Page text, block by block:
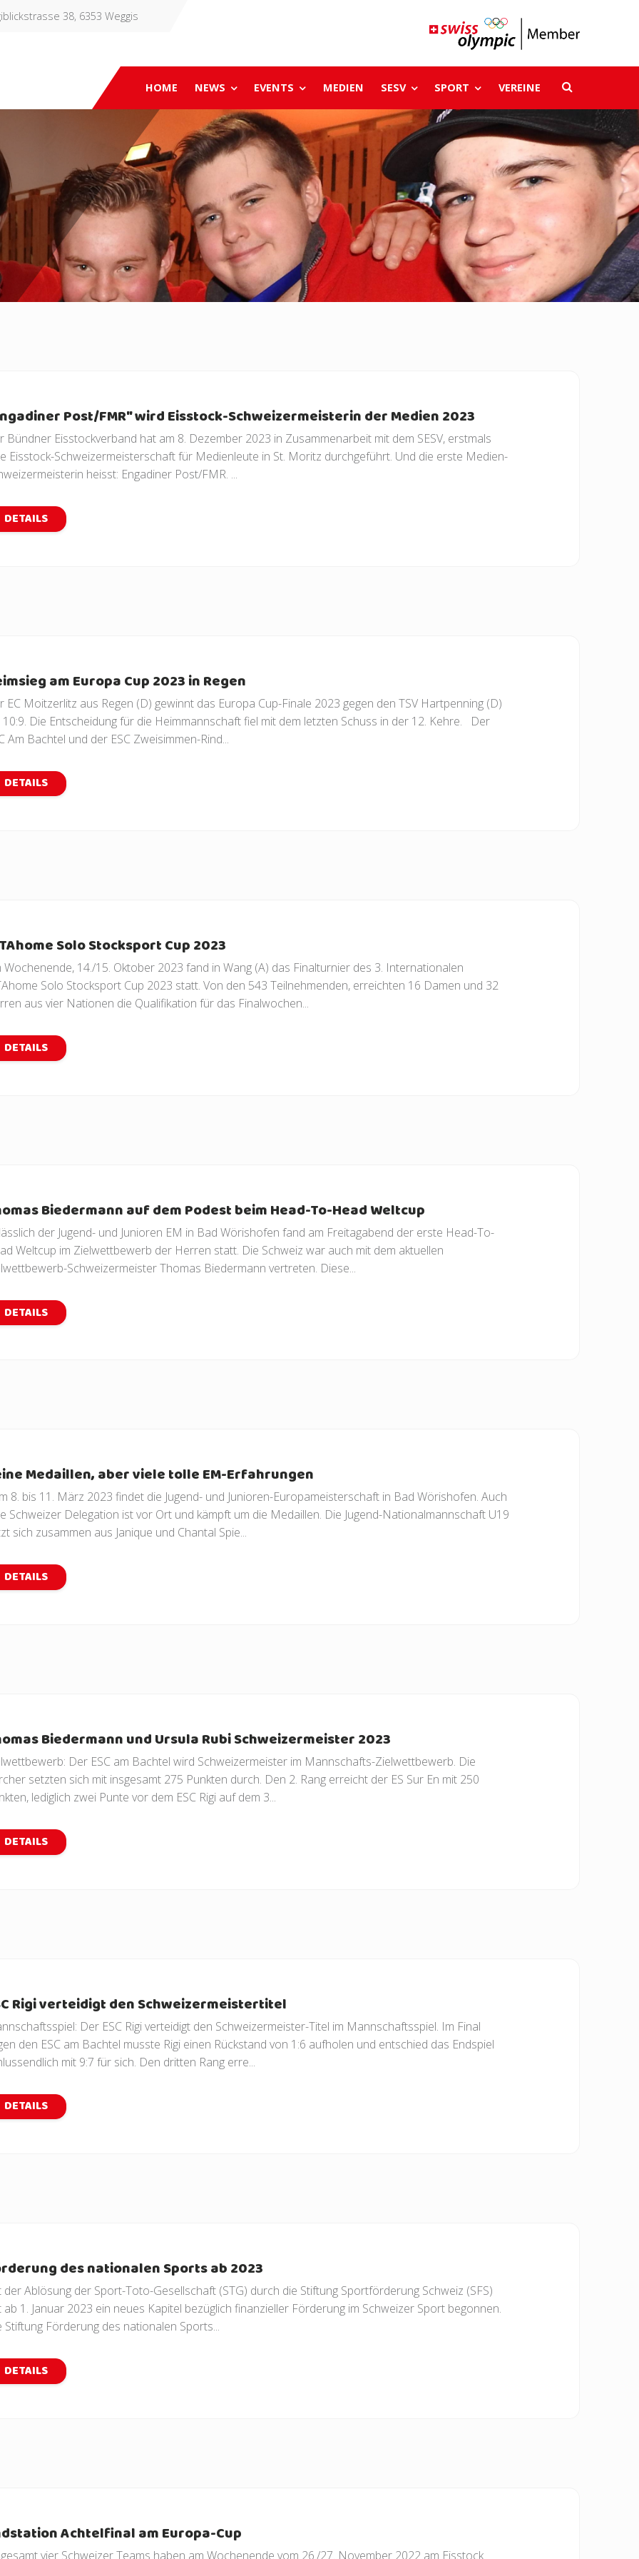
38, 6353 Weggis
HOME NEWS EVENTS MEDIEN SESV SPORT VEREINE
Post/FMR" wird Eisstock-Schweizermeisterin der Medien 2023
Bündner Eisstockverband hat am 8. Dezember 2023 in Zusammenarbeit mit dem SESV, erstmals
Eisstock-Schweizermeisterschaft für Medienleute in St. Moritz durchgeführt. Und die erste Medien-
heisst: Engadiner Post/FMR. ...
DETAILS
am Europa Cup 2023 in Regen
EC Moitzerlitz aus Regen (D) gewinnt das Europa Cup-Finale 2023 gegen den TSV Hartpenning (D)
10:9. Die Entscheidung für die Heimmannschaft fiel mit dem letzten Schuss in der 12. Kehre. Der
Am Bachtel und der ESC Zweisimmen-Rind...
DETAILS
Solo Stocksport Cup 2023
Wochenende, 14./15. Oktober 2023 fand in Wang (A) das Finalturnier des 3. Internationalen
Solo Stocksport Cup 2023 statt. Von den 543 Teilnehmenden, erreichten 16 Damen und 32
aus vier Nationen die Qualifikation für das Finalwochen...
DETAILS
Biedermann auf dem Podest beim Head-To-Head Weltcup
der Jugend- und Junioren EM in Bad Wörishofen fand am Freitagabend der erste Head-To-
Weltcup im Zielwettbewerb der Herren statt. Die Schweiz war auch mit dem aktuellen
Schweizermeister Thomas Biedermann vertreten. Diese...
DETAILS
Medaillen, aber viele tolle EM-Erfahrungen
8. bis 11. März 2023 findet die Jugend- und Junioren-Europameisterschaft in Bad Wörishofen. Auch
Schweizer Delegation ist vor Ort und kämpft um die Medaillen. Die Jugend-Nationalmannschaft U19
sich zusammen aus Janique und Chantal Spie...
DETAILS
Biedermann und Ursula Rubi Schweizermeister 2023
Der ESC am Bachtel wird Schweizermeister im Mannschafts-Zielwettbewerb. Die
setzten sich mit insgesamt 275 Punkten durch. Den 2. Rang erreicht der ES Sur En mit 250
lediglich zwei Punte vor dem ESC Rigi auf dem 3...
DETAILS
Rigi verteidigt den Schweizermeistertitel
Der ESC Rigi verteidigt den Schweizermeister-Titel im Mannschaftsspiel. Im Final
den ESC am Bachtel musste Rigi einen Rückstand von 1:6 aufholen und entschied das Endspiel
mit 9:7 für sich. Den dritten Rang erre...
DETAILS
des nationalen Sports ab 2023
der Ablösung der Sport-Toto-Gesellschaft (STG) durch die Stiftung Sportförderung Schweiz (SFS)
ab 1. Januar 2023 ein neues Kapitel bezüglich finanzieller Förderung im Schweizer Sport begonnen.
Stiftung Förderung des nationalen Sports...
DETAILS
Achtelfinal am Europa-Cup
vier Schweizer Teams haben am Wochenende vom 26./27. November 2022 am Eisstock